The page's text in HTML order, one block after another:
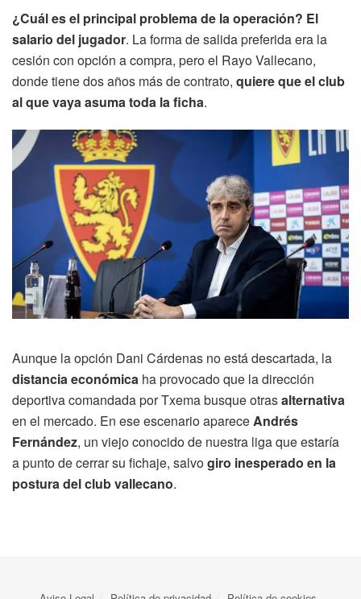
¿Cuál es el principal problema de la operación? El
salario del jugador. La forma de salida preferida era la
cesión con opción a compra, pero el Rayo Vallecano,
donde tiene dos años más de contrato, quiere que el club
al que vaya asuma toda la ficha.
Aunque la opción Dani Cárdenas no está descartada, la
distancia económica ha provocado que la dirección
deportiva comandada por Txema busque otrasalternativa
en el mercado. En ese escenario apareceAndrés
Fernández, un viejo conocido de nuestra liga que estaría
a punto de cerrar su fichaje, salvogiro inesperado en la
postura del club vallecano.